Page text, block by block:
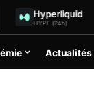
Hyperliquid
HYPE (24h)
Actualités